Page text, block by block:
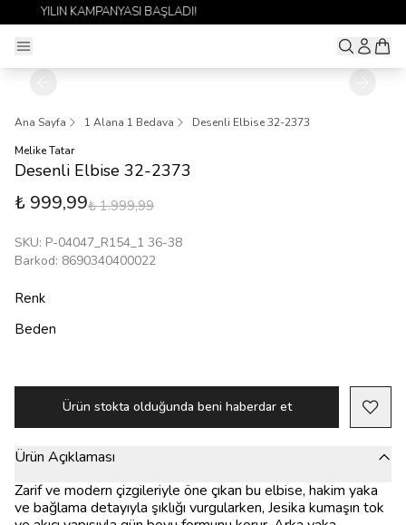
1 ALANA 1 BEDAVA YAYINDA 🎉
Ana Sayfa 1 Alana 1 Bedava
Desenli Elbise 32-2373
Melike Tatar
Desenli Elbise 32-2373
₺ 999,99₺ 1.999,99
SKU: P-04047_R154_1 36-38
Barkod: 8690340400022
Renk
Beden
Ürün stokta olduğunda beni haberdar et
Ürün Açıklaması
Zarif ve modern çizgileriyle öne çıkan bu elbise, hakim yaka
ve bağlama detayıyla şıklığı vurgularken, Jesika kumaşın tok